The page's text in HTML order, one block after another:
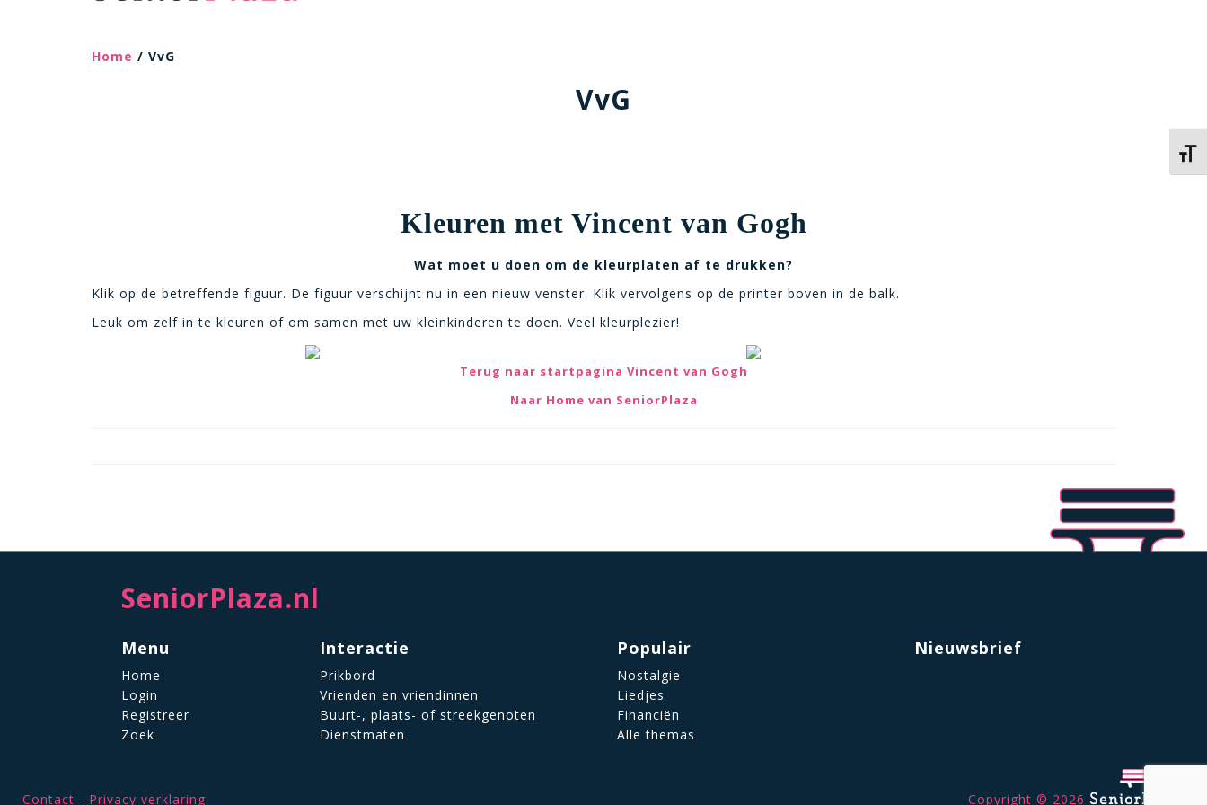
Home / VvG
VvG
Kleuren met Vincent van Gogh
Wat moet u doen om de kleurplaten af te drukken?
Klik op de betreffende figuur. De figuur verschijnt nu in een nieuw venster. Klik vervolgens op de printer boven in de balk.
Leuk om zelf in te kleuren of om samen met uw kleinkinderen te doen. Veel kleurplezier!
Terug naar startpagina Vincent van Gogh
Naar Home van SeniorPlaza
SeniorPlaza.nl
Menu
Home
Login
Registreer
Zoek
Interactie
Prikbord
Vrienden en vriendinnen
Buurt-, plaats- of streekgenoten
Dienstmaten
Populair
Nostalgie
Liedjes
Financiën
Alle themas
Nieuwsbrief
Contact Privacy verklaring Copyright © 2026